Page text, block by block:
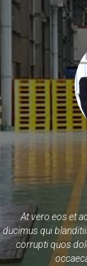
At vero eos et
ducimus qui
corrupti quos